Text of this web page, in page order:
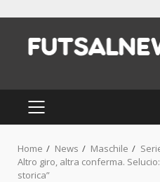
content
PRIMARY
MENU
Home News Maschile
Altro giro, altra conferma.
storica”